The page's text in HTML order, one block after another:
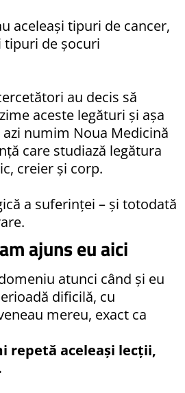
aceleași tipuri de cancer,
tipuri de șocuri
au decis să
aceste legături și așa
azi numim Noua Medicină
care studiază legătura
creier și corp.
a suferinței – și totodată
ajuns eu aici
atunci când și eu
dificilă, cu
mereu, exact ca
repetă aceleași lecții,